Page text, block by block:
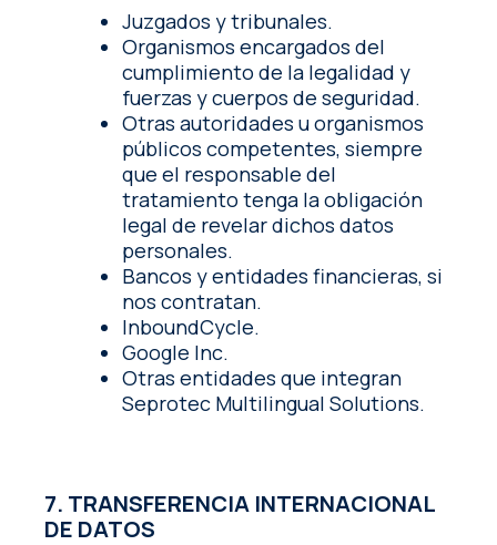
Juzgados y tribunales.
Organismos encargados del
cumplimiento de la legalidad y
fuerzas y cuerpos de seguridad.
Otras autoridades u organismos
públicos competentes, siempre
que el responsable del
tratamiento tenga la obligación
legal de revelar dichos datos
personales.
Bancos y entidades financieras, si
nos contratan.
InboundCycle.
Google Inc.
Otras entidades que integran
Seprotec Multilingual Solutions.
7. TRANSFERENCIA INTERNACIONAL
DE DATOS